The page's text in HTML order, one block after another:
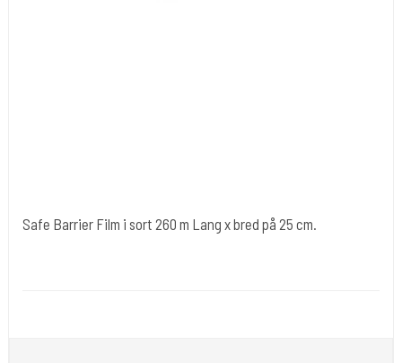
Safe Barrier Film i sort 260 m Lang x bred på 25 cm.